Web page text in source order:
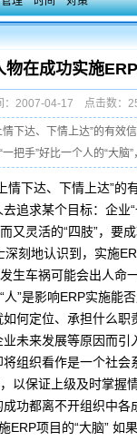
物在成功实施
：2007-04-17 点击数：
下达、下情上达”的有
手”好比一个人的“大脑
情下达、下情上达”
追求某个目标：企业
又灵活的“四肢”，
刻地认识到，实施
生车祸可能会出人
”是影响ERP实施
何定位、承担什么
未来发展等原因而
组织看作是一个社
以保证上级及时掌
功都离不开组织中
项目的“大脑”